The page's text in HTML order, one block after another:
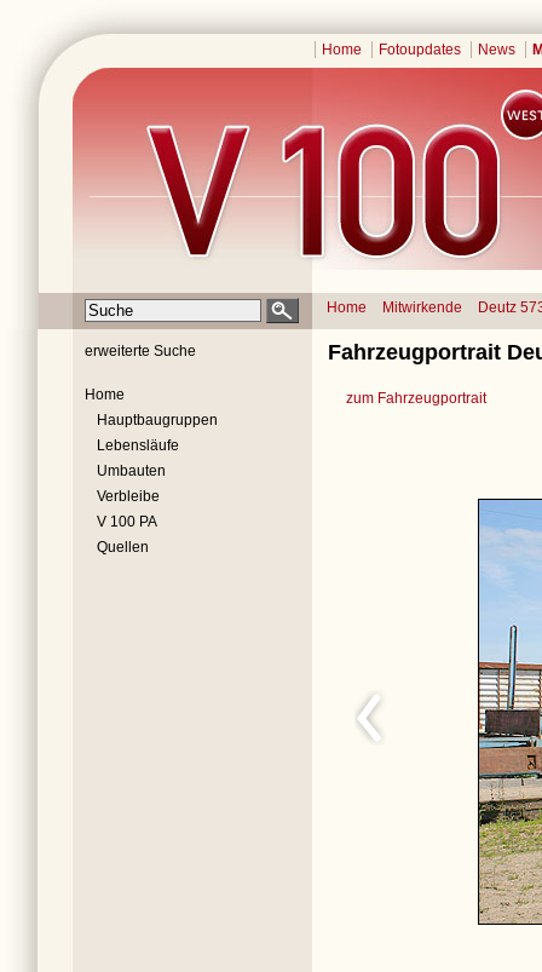
Home Fotoupdates News
Home Mitwirkende Deutz
erweiterte Suche
Home
Hauptbaugruppen
Lebensläufe
Umbauten
Verbleibe
V 100 PA
Quellen
Fahrzeugportrait
zum Fahrzeugportrait